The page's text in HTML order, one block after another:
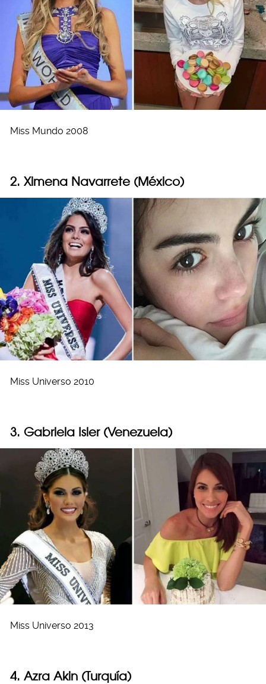
Miss Mundo 2008
2. Ximena Navarrete (México)
Miss Universo 2010
3. Gabriela Isler (Venezuela)
Miss Universo 2013
4. Azra Akin (Turquía)